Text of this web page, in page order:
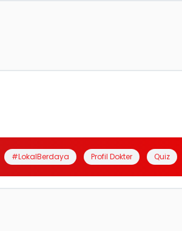
#LokalBerdaya Profil Dokter Quiz